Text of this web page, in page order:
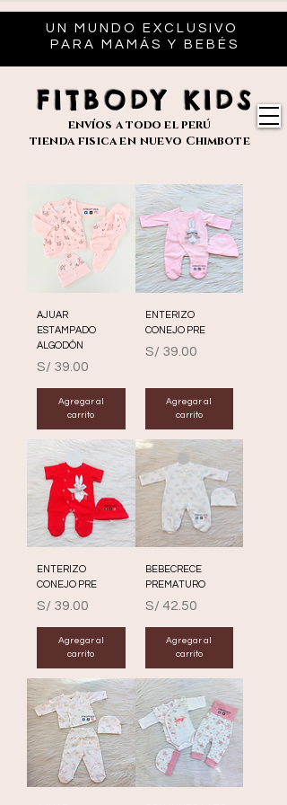
UN MUNDO EXCLUSIVO
PARA MAMÁS Y BEBÉS
FITBODY KIDS
envíos a todo el perú
tienda fisica en nuevo Chimbote
AJUAR
ESTAMPADO
ALGODÓN
Precio
S/ 39.00
Agregar al
carrito
ENTERIZO
CONEJO PRE
Precio
S/ 39.00
Agregar al
carrito
ENTERIZO
CONEJO PRE
Precio
S/ 39.00
Agregar al
carrito
BEBECRECE
PREMATURO
Precio
S/ 42.50
Agregar al
carrito